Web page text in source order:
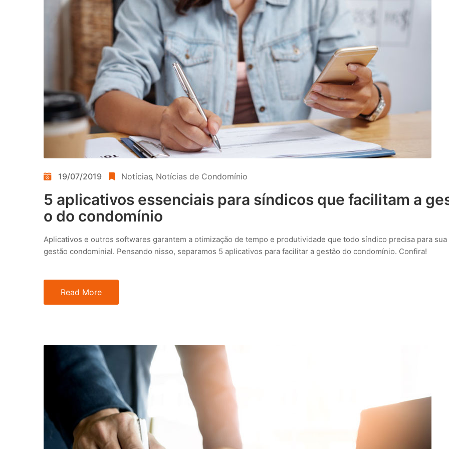
19/07/2019 Notícias‚ Notícias de Condomínio
5 aplicativos essenciais para síndicos que facilitam a
o do condomínio
Aplicativos e outros softwares garantem a otimização de tempo e produtividade que todo síndico precisa para sua
gestão condominial. Pensando nisso, separamos 5 aplicativos para facilitar a gestão do condomínio. Confira!
Read More